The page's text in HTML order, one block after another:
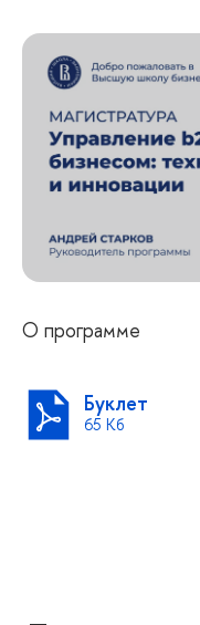
О программе
Буклет
65 Кб